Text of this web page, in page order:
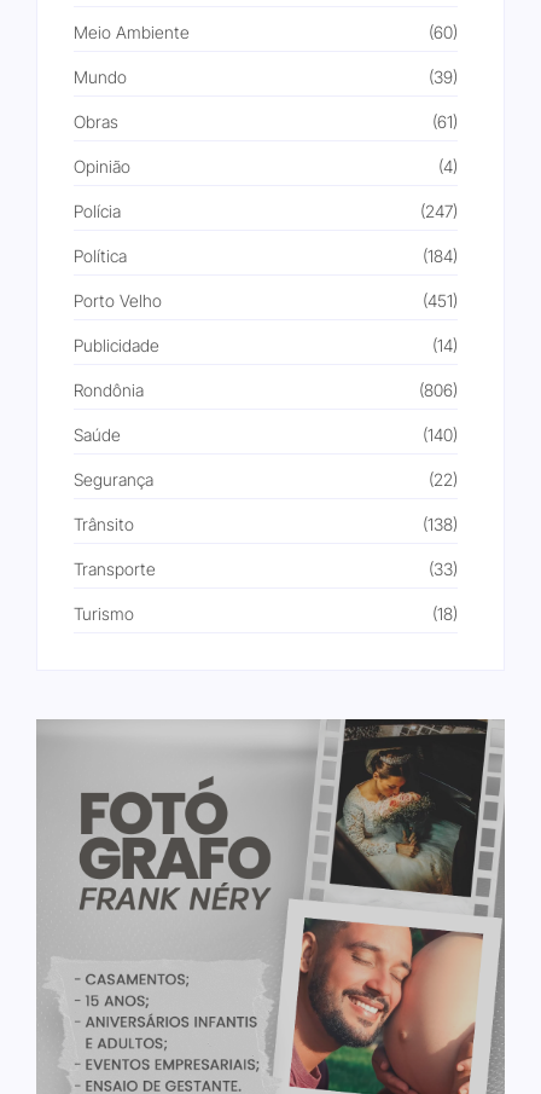
Meio Ambiente (60)
Mundo (39)
Obras (61)
Opinião (4)
Polícia (247)
Política (184)
Porto Velho (451)
Publicidade (14)
Rondônia (806)
Saúde (140)
Segurança (22)
Trânsito (138)
Transporte (33)
Turismo (18)